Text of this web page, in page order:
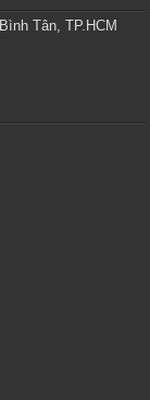
Tân, TP.HCM